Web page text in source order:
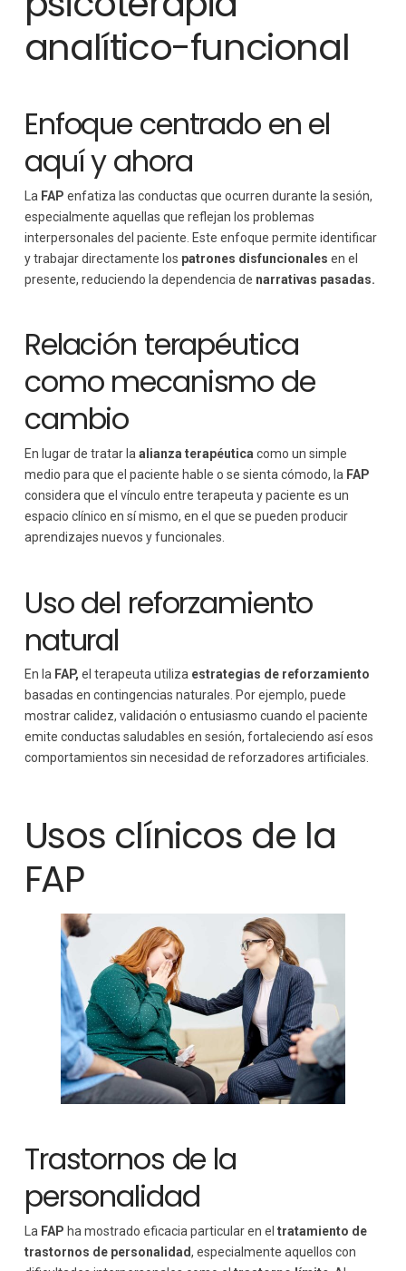
analítico-funcional
Enfoque centrado en el
aquí y ahora
La FAP enfatiza las conductas que ocurren durante la sesión,
especialmente aquellas que reflejan los problemas
interpersonales del paciente. Este enfoque permite identificar
y trabajar directamente los patrones disfuncionales en el
presente, reduciendo la dependencia de narrativas pasadas.
Relación terapéutica
como mecanismo de
cambio
En lugar de tratar la alianza terapéutica como un simple
medio para que el paciente hable o se sienta cómodo, la FAP
considera que el vínculo entre terapeuta y paciente es un
espacio clínico en sí mismo, en el que se pueden producir
aprendizajes nuevos y funcionales.
Uso del reforzamiento
natural
En la FAP, el terapeuta utiliza estrategias de reforzamiento
basadas en contingencias naturales. Por ejemplo, puede
mostrar calidez, validación o entusiasmo cuando el paciente
emite conductas saludables en sesión, fortaleciendo así esos
comportamientos sin necesidad de reforzadores artificiales.
Usos clínicos de la
FAP
Trastornos de la
personalidad
La FAP ha mostrado eficacia particular en el tratamiento de
trastornos de personalidad, especialmente aquellos con